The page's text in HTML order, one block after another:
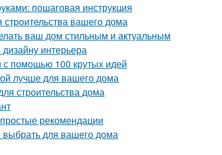
пошаговая инструкция
вашего дома
ваш дом стильным и актуальным
интерьера
с помощью 100 крутых идей
лучше для вашего дома
строительства дома
рекомендации
для вашего дома